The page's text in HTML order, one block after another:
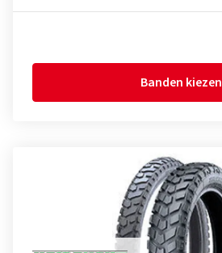
Banden kiezen